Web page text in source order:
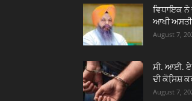
ਵਿਧਾਇਕ ਨੇ
ਆਖੀ
August 7,
ਸੀ. ਆਈ. ਏ.
ਦੀ ਕੋਸਿ਼ਸ਼
August 7,